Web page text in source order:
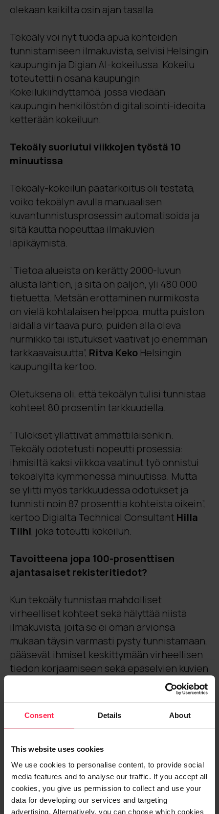
Consent Details About
This website uses cookies
We use cookies to personalise content, to provide social
media features and to analyse our traffic. If you accept all
cookies, you give us permission to collect and use your
data for developing our services and targeting
advertising. Alternatively, you can choose which cookies
olekaan kaikilta osin ajan tasalla.
Tekoäly voi nyt tuoda apua kohteiden
tunnistamiseen ilmakuvista, selvisi Helsingin
kaupungin ja Digian AI-kokeilussa. Kokeilu
toteutettiin osana kaupungin
Kokeilukiihdyttämöä, jossa viedään
kaupungin henkilöstön digitalisointi-ideoita
ketterään kokeiluun.
Tekoäly suoriutui viikkojen työstä 10
minuutissa
Tekoäly-kokeilun päätarkoitus oli testata,
voiko tekoälyn avulla manuaalisen
kuvantunnistusprosessin automatisoida ja
sitä kautta nopeuttaa ilmakuvien
läpikäymistä.
”Tietoa alueista on kerätty 2000-luvun
alusta lähtien, ja sitä on paljon, yli 480 000
tietuetta. Metsän erottaminen nurmikosta
on vielä kohtalaisen helppoa, mutta puiston
laidalla virtaava puro, puiden alla oleva
nurmikko tai istutukset vaativat jo enemmän
tarkkaavaisuutta”, Ritva Keko Helsingin
kaupungilta kertoo.
Oletuksena oli, että tekoälyn tulisi tunnistaa
kohteet 80 prosentin tarkkuudella.
”Tulokset yllättivät ammattilaisenkin.
Tekoäly odotetusti nopeutti prosessia:
ihmisiltä kaksi viikkoa vaatinut työ onnistui
tekoälyltä kymmenessä minuutissa. Mutta
se ylitti myös tarkkuudessa odotukset ja
tunnisti noin 87 prosenttia kohteista oikein”,
kertoo Digialta Technical Consultant Hilla
Tilhi, joka toteutti kokeilun.
Tavoitteena jopa 100-prosenttisen
ajantasaiset rekisteritiedot?
Kun tekoäly tunnistaa mahdolliset
virheelliset kohteet sekä hälyttää niistä
ilmakuvista, joita se ei oman arvionsa
mukaan täysin varmasti pysty tunnistamaan,
pääsevät ihmiset keskittymään virheellisen
tiedon korjaamiseen sekä epäselvien kuvien
Lopputuloksena voisi olla jopa 100-
yleisten alueiden rekisterissä arvioidaan
olevan vanhentunutta tai muusta syystä
virheellistä tietoa 10–20 prosenttia alueesta
riippuen.